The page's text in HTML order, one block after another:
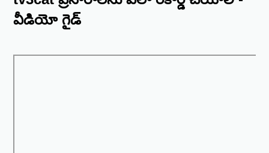
వీడియో గైడ్